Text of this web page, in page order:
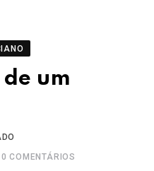
um
0 COMENTÁRIOS